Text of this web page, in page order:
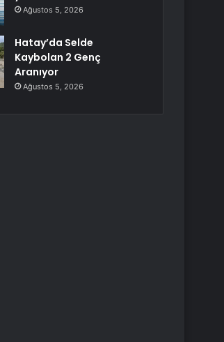
Ağustos 5, 2026
Hatay’da Selde
Kaybolan 2 Genç
Aranıyor
Ağustos 5, 2026